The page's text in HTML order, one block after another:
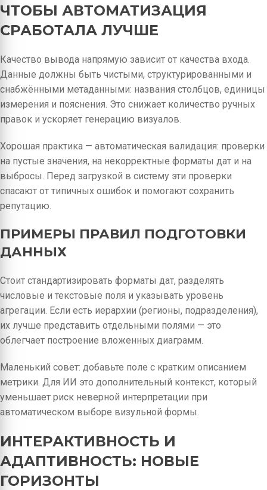
ЧТОБЫ АВТОМАТИЗАЦИЯ
СРАБОТАЛА ЛУЧШЕ
Качество вывода напрямую зависит от качества входа.
Данные должны быть чистыми, структурированными и
снабжёнными метаданными: названия столбцов, единицы
измерения и пояснения. Это снижает количество ручных
правок и ускоряет генерацию визуалов.
Хорошая практика — автоматическая валидация: проверки
на пустые значения, на некорректные форматы дат и на
выбросы. Перед загрузкой в систему эти проверки
спасают от типичных ошибок и помогают сохранить
репутацию.
ПРИМЕРЫ ПРАВИЛ ПОДГОТОВКИ
ДАННЫХ
Стоит стандартизировать форматы дат, разделять
числовые и текстовые поля и указывать уровень
агрегации. Если есть иерархии (регионы, подразделения),
их лучше представить отдельными полями — это
облегчает построение вложенных диаграмм.
Маленький совет: добавьте поле с кратким описанием
метрики. Для ИИ это дополнительный контекст, который
уменьшает риск неверной интерпретации при
автоматическом выборе визульной формы.
ИНТЕРАКТИВНОСТЬ И
АДАПТИВНОСТЬ: НОВЫЕ
ГОРИЗОНТЫ